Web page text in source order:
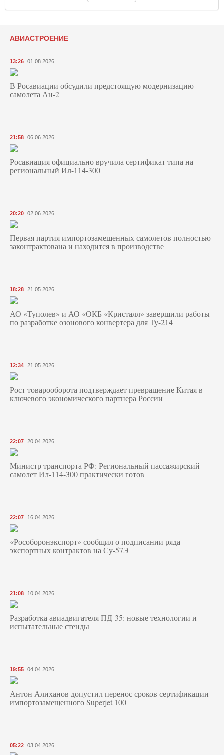
АВИАСТРОЕНИЕ
13:26 01.08.2026
В Росавиации обсудили предстоящую модернизацию
самолета Ан-2
21:58 06.06.2026
Росавиация официально вручила сертификат типа на
региональный Ил-114-300
20:20 02.06.2026
Первая партия импортозамещенных самолетов полностью
законтрактована и находится в производстве
18:28 21.05.2026
АО «Туполев» и АО «ОКБ «Кристалл» завершили работы
по разработке озонового конвертера для Ту-214
12:34 21.05.2026
Рост товарооборота подтверждает превращение Китая в
ключевого экономического партнера России
22:07 20.04.2026
Министр транспорта РФ: Региональный пассажирский
самолет Ил-114-300 практически готов
22:07 16.04.2026
«Рособоронэкспорт» сообщил о подписании ряда
экспортных контрактов на Су-57Э
21:08 10.04.2026
Разработка авиадвигателя ПД-35: новые технологии и
испытательные стенды
19:55 04.04.2026
Антон Алиханов допустил перенос сроков сертификации
импортозамещенного Superjet 100
05:22 03.04.2026